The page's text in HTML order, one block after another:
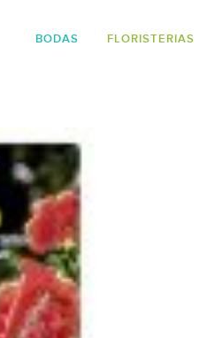
BODAS FLORISTERIAS